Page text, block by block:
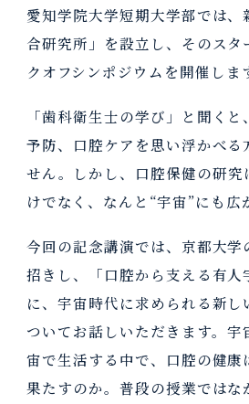
愛知学院大学短期大学部では、
合研究所」を設立し、そのスタ
クオフシンポジウムを開催しま
「歯科衛生士の学び」と聞く
予防、口腔ケアを思い浮かべる
せん。しかし、口腔保健の研究
けでなく、なんと“宇宙”にも広
今回の記念講演では、京都大学
招きし、「口腔から支える有人
に、宇宙時代に求められる新し
ついてお話しいただきます。宇
宙で生活する中で、口腔の健康
果たすのか。普段の授業ではな